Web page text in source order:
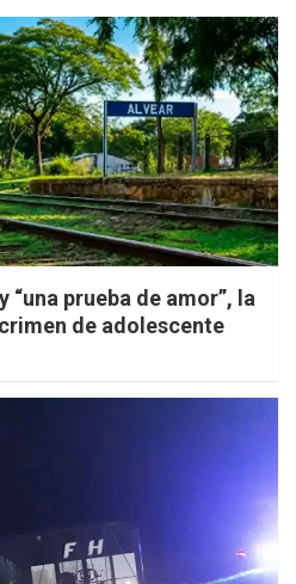
“una prueba de amor”, la
de adolescente